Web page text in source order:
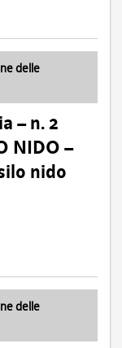
delle
– n. 2
NIDO –
nido
delle